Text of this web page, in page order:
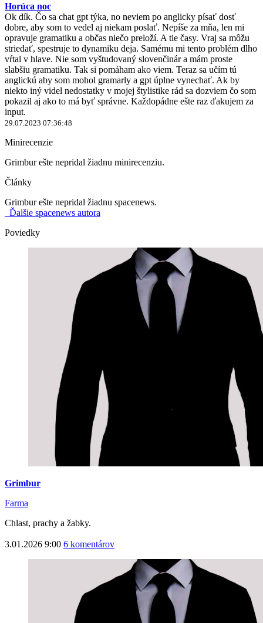
Horúca noc
Ok dík. Čo sa chat gpt týka, no neviem po anglicky písať dosť
dobre, aby som to vedel aj niekam poslať. Nepíše za mňa, len mi
opravuje gramatiku a občas niečo preloží. A tie časy. Vraj sa môžu
striedať, spestruje to dynamiku deja. Samému mi tento problém dlho
vŕtal v hlave. Nie som vyštudovaný slovenčinár a mám proste
slabšiu gramatiku. Tak si pomáham ako viem. Teraz sa učím tú
anglickú aby som mohol gramarly a gpt úplne vynechať. Ak by
niekto iný videl nedostatky v mojej štylistike rád sa dozviem čo som
pokazil aj ako to má byť správne. Každopádne ešte raz ďakujem za
input.
29.07.2023 07:36:48
Minirecenzie
Grimbur ešte nepridal žiadnu minirecenziu.
Články
Grimbur ešte nepridal žiadnu spacenews.
Ďalšie spacenews autora
Poviedky
Grimbur
Farma
Chlast, prachy a žabky.
3.01.2026 9:00 6 komentárov